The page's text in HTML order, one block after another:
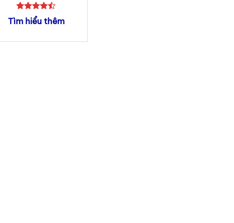
Được xếp
hạng4.5
Tìm hiểu thêm